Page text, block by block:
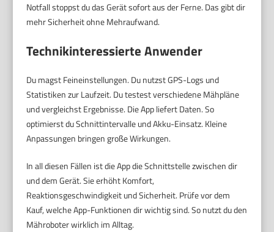
Notfall stoppst du das Gerät sofort aus der Ferne. Das gibt dir
mehr Sicherheit ohne Mehraufwand.
Technikinteressierte Anwender
Du magst Feineinstellungen. Du nutzst GPS-Logs und
Statistiken zur Laufzeit. Du testest verschiedene Mähpläne
und vergleichst Ergebnisse. Die App liefert Daten. So
optimierst du Schnittintervalle und Akku-Einsatz. Kleine
Anpassungen bringen große Wirkungen.
In all diesen Fällen ist die App die Schnittstelle zwischen dir
und dem Gerät. Sie erhöht Komfort,
Reaktionsgeschwindigkeit und Sicherheit. Prüfe vor dem
Kauf, welche App-Funktionen dir wichtig sind. So nutzt du den
Mähroboter wirklich im Alltag.